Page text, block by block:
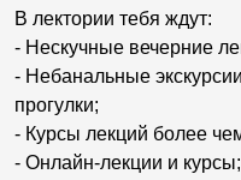
В лектории тебя ждут:
- Нескучные вечерние
- Небанальные
прогулки;
- Курсы лекций более
- Онлайн-лекции и курсы;